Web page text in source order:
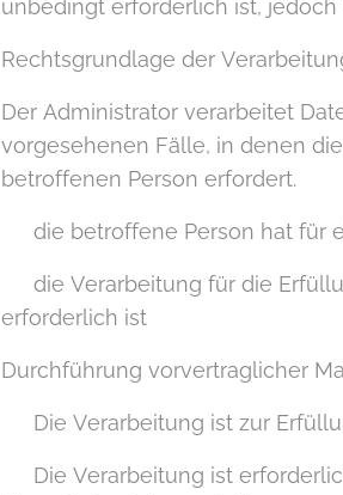
unbedingt erforderlich ist, jedoch
Rechtsgrundlage der
Der Administrator verarbeitet
vorgesehenen Fälle, in denen
betroffenen Person erfordert.
▪ die betroffene Person hat für
▪ die Verarbeitung für die
erforderlich ist
Durchführung vorvertraglicher
▪ Die Verarbeitung ist zur
▪ Die Verarbeitung ist